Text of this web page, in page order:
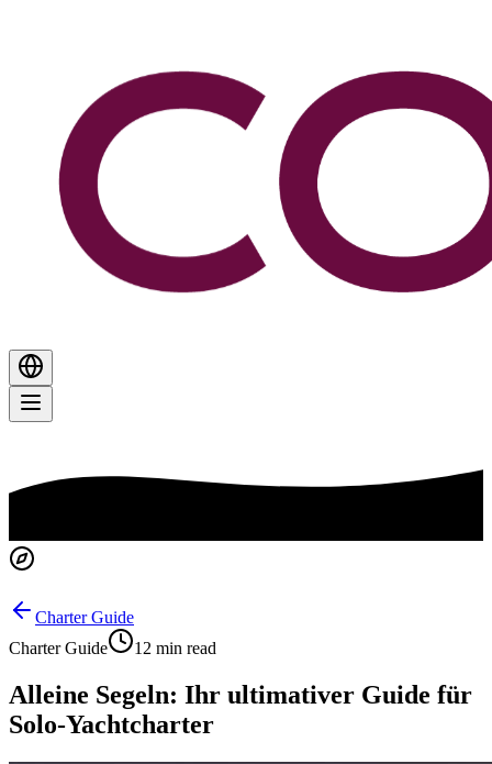
Charter Guide
Charter Guide
12 min read
Alleine Segeln: Ihr ultimativer Guide für
Solo-Yachtcharter